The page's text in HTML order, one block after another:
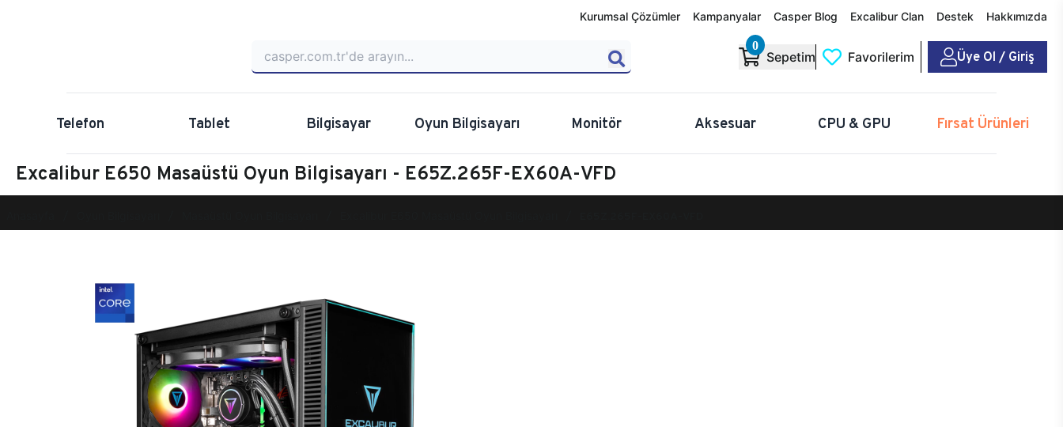
Kurumsal Çözümler Kampanyalar Casper Blog Excalibur Clan Destek Hakkımızda
0
Sepetim Favorilerim Üye Ol / Giriş
Telefon Tablet Bilgisayar Oyun Bilgisayarı Monitör Aksesuar CPU & GPU Fırsat Ürünleri
Excalibur E650 Masaüstü Oyun Bilgisayarı - E65Z.265F-EX60A-VFD